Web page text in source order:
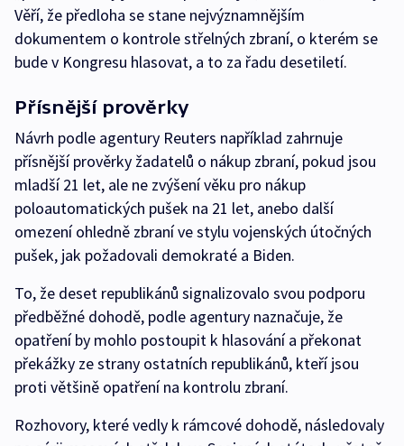
Věří, že předloha se stane nejvýznamnějším
dokumentem o kontrole střelných zbraní, o kterém se
bude v Kongresu hlasovat, a to za řadu desetiletí.
Přísnější prověrky
Návrh podle agentury Reuters například zahrnuje
přísnější prověrky žadatelů o nákup zbraní, pokud jsou
mladší 21 let, ale ne zvýšení věku pro nákup
poloautomatických pušek na 21 let, anebo další
omezení ohledně zbraní ve stylu vojenských útočných
pušek, jak požadovali demokraté a Biden.
To, že deset republikánů signalizovalo svou podporu
předběžné dohodě, podle agentury naznačuje, že
opatření by mohlo postoupit k hlasování a překonat
překážky ze strany ostatních republikánů, kteří jsou
proti většině opatření na kontrolu zbraní.
Rozhovory, které vedly k rámcové dohodě, následovaly